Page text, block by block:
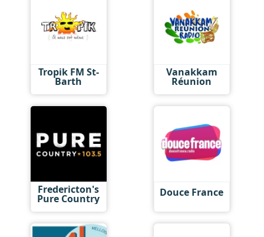
Tropik FM St-
Barth
Vanakkam
Réunion
Fredericton's
Pure Country Douce France